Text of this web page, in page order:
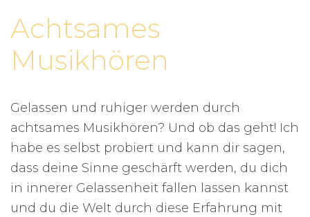
Achtsames
Musikhören
Gelassen und ruhiger werden durch
achtsames Musikhören? Und ob das geht! Ich
habe es selbst probiert und kann dir sagen,
dass deine Sinne geschärft werden, du dich
in innerer Gelassenheit fallen lassen kannst
und du die Welt durch diese Erfahrung mit